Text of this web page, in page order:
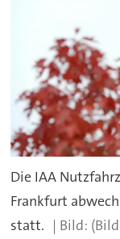
Die IAA
Frankfurt
statt.